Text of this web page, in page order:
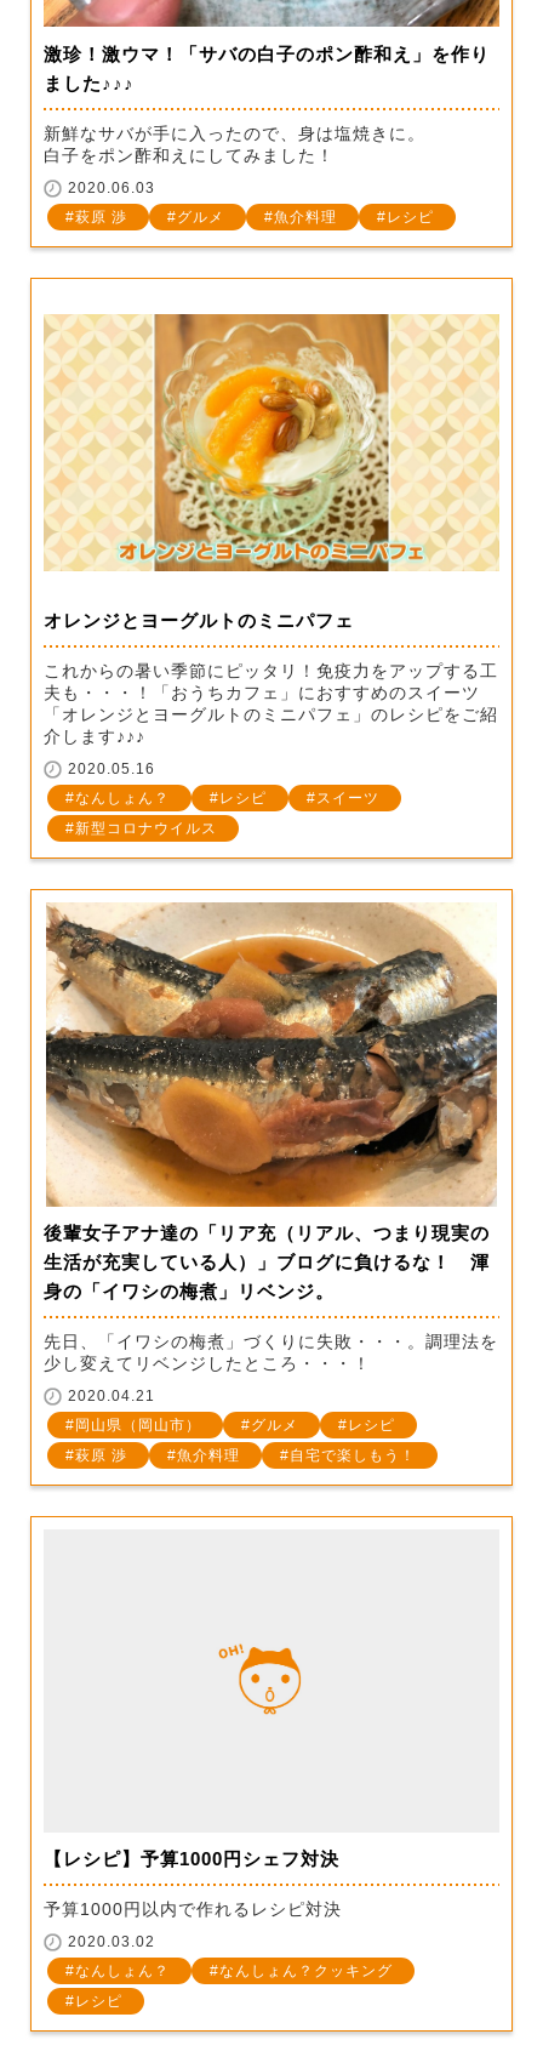
激珍！激ウマ！「サバの白子のポン酢和え」を作り
ました♪♪♪
新鮮なサバが手に入ったので、身は塩焼きに。
白子をポン酢和えにしてみました！
2020.06.03
萩原 渉
グルメ 魚介料理 レシピ
オレンジとヨーグルトのミニパフェ
これからの暑い季節にピッタリ！免疫力をアップする工
夫も・・・！「おうちカフェ」におすすめのスイーツ
「オレンジとヨーグルトのミニパフェ」のレシピをご紹
介します♪♪♪
2020.05.16
なんしょん？
レシピ
スイーツ
新型コロナウイルス
後輩女子アナ達の「リア充（リアル、つまり現実の
生活が充実している人）」ブログに負けるな！ 渾
身の「イワシの梅煮」リベンジ。
先日、「イワシの梅煮」づくりに失敗・・・。調理法を
少し変えてリベンジしたところ・・・！
2020.04.21
岡山県（岡山市）
グルメ
レシピ
萩原 渉
魚介料理 自宅で楽しもう！
【レシピ】予算1000円シェフ対決
予算1000円以内で作れるレシピ対決
2020.03.02
なんしょん？
なんしょん？クッキング
レシピ